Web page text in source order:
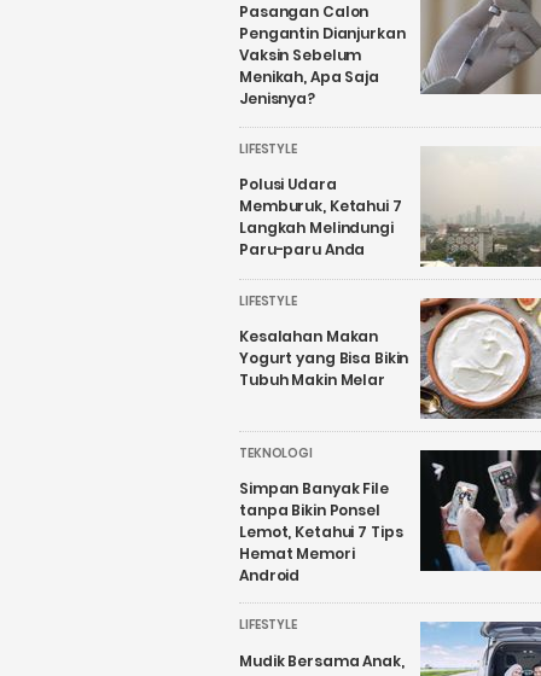
Pasangan Calon
Pengantin Dianjurkan
Vaksin Sebelum
Menikah, Apa Saja
Jenisnya?
LIFESTYLE
Polusi Udara
Memburuk, Ketahui 7
Langkah Melindungi
Paru-paru Anda
LIFESTYLE
Kesalahan Makan
Yogurt yang Bisa Bikin
Tubuh Makin Melar
TEKNOLOGI
Simpan Banyak File
tanpa Bikin Ponsel
Lemot, Ketahui 7 Tips
Hemat Memori
Android
LIFESTYLE
Mudik Bersama Anak,